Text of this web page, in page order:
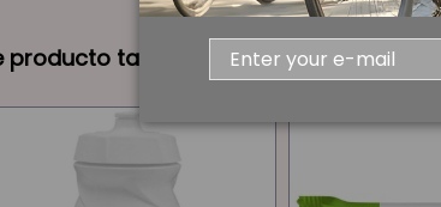
producto también compraron: